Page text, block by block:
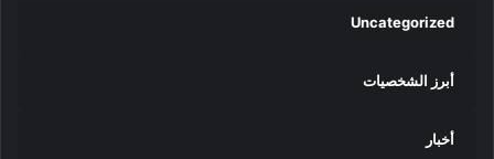
Uncategorized
أبرز الشخصيات
أخبار